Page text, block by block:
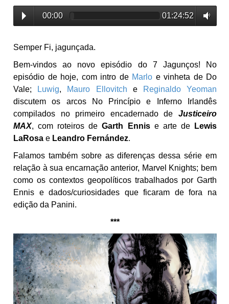
00:00 01:24:52
Semper Fi, jagunçada.
Bem-vindos ao novo episódio do 7 Jagunços! No
episódio de hoje, com intro de Marlo e vinheta de Do
Vale;
Luwig, Mauro Ellovitch e
Reginaldo Yeoman
discutem os arcos No Princípio e Inferno Irlandês
compilados no primeiro encadernado de Justiceiro
MAX, com roteiros deGarth Ennise arte de
Lewis
LaRosa e Leandro Fernández.
Falamos também sobre as diferenças dessa série em
relação à sua encarnação anterior, Marvel Knights; bem
como os contextos geopolíticos trabalhados por Garth
Ennis e dados/curiosidades que ficaram de fora na
edição da Panini.
***